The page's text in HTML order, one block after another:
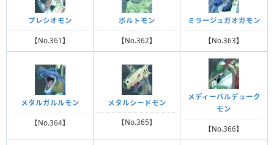
プレシオモン
【No.361】
ボルトモン
【No.362】
ミラージュガオガモン
【No.363】
メタルガルルモン
【No.364】
メタルシードモン
【No.365】
メディーバルデューク
モン
【No.366】